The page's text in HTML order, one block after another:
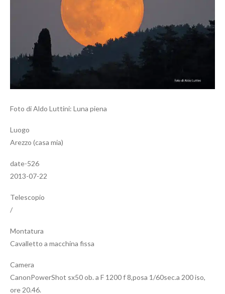
Foto di Aldo Luttini: Luna piena
Luogo
Arezzo (casa mia)
date-526
2013-07-22
Telescopio
/
Montatura
Cavalletto a macchina fissa
Camera
CanonPowerShot sx50 ob. a F 1200 f 8,posa 1/60sec.a 200 iso,
ore 20.46.